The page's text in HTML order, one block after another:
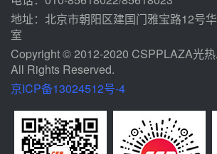
地址：北京市朝阳区建国门雅宝路12号
室
Copyright © 2012-2020 CSPPLAZA光
All Rights Reserved.
京ICP备13024512号-4